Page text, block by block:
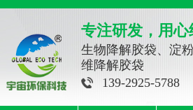
专注研发，用心
生物降解胶袋、淀
维降解胶袋
139-2925-5788